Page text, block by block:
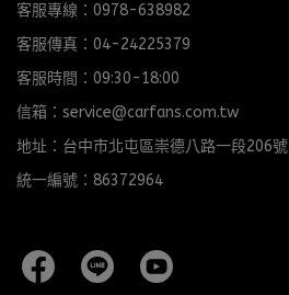
客服專線：0978-638982
客服傳真：04-24225379
客服時間：09:30-18:00
信箱：service@carfans.com.tw
地址：台中市北屯區崇德八路一段206號
統一編號：86372964